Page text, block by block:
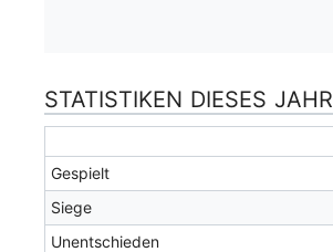
STATISTIKEN DIESES JAHR
Gespielt
Siege
Unentschieden